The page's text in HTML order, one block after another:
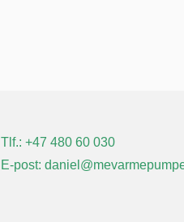
Tlf.: +47 480 60 030
E-post: